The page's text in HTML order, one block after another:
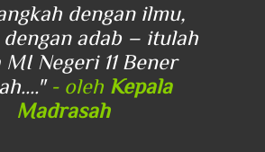
dengan ilmu,
adab – itulah
Negeri 11 Bener
- oleh Kepala
Madrasah